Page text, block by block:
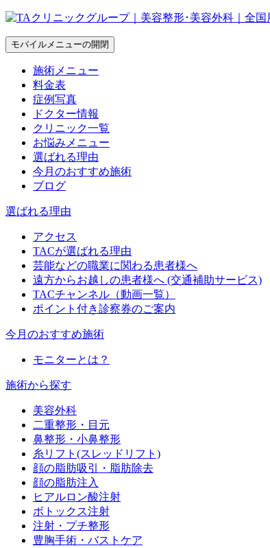
モバイルメニューの開閉
施術メニュー
料金表
症例写真
ドクター情報
クリニック一覧
お悩みメニュー
選ばれる理由
今月のおすすめ施術
ブログ
選ばれる理由
アクセス
TACが選ばれる理由
芸能などの職業に関わる患者様へ
遠方からお越しの患者様へ (交通補助サービス)
TACチャンネル（動画一覧）
ポイント付き診察券のご案内
今月のおすすめ施術
モニターとは？
施術から探す
美容外科
二重整形・目元
鼻整形・小鼻整形
糸リフト(スレッドリフト)
顔の脂肪吸引・脂肪除去
顔の脂肪注入
ヒアルロン酸注射
ボトックス注射
注射・プチ整形
豊胸手術・バストケア